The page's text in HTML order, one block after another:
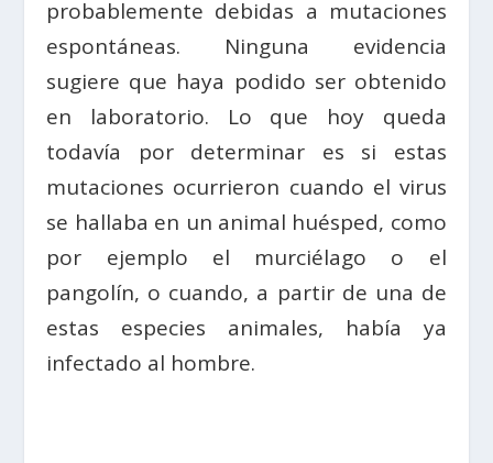
probablemente debidas a mutaciones
espontáneas. Ninguna evidencia
sugiere que haya podido ser obtenido
en laboratorio. Lo que hoy queda
todavía por determinar es si estas
mutaciones ocurrieron cuando el virus
se hallaba en un animal huésped, como
por ejemplo el murciélago o el
pangolín, o cuando, a partir de una de
estas especies animales, había ya
infectado al hombre.